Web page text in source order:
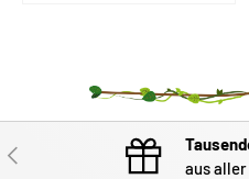
VORHERIGE
aus